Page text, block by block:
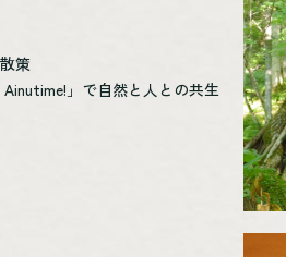
策
」で自然と人との共生